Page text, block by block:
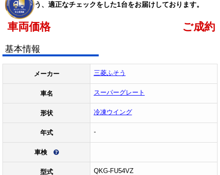
う、適正なチェックをした1台をお届けしております。
車両価格 ご成約
基本情報
メーカー 三菱ふそう
車名 スーパーグレート
形状 冷凍ウイング
年式 -
車検
型式 QKG-FU54VZ